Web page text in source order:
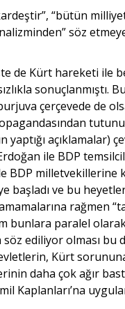
“bütün
söz
de Kürt hareketi ile
sonuçlanmıştı.
çerçevede de
yaptığı açıklamalar)
ile BDP
BDP milletvekillerine
başladı ve bu
rağmen
bunlara paralel
ediliyor olması bu
Kürt
daha çok ağır
Kaplanları’na